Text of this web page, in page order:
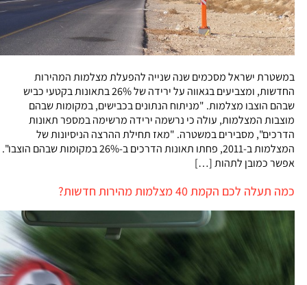
במשטרת ישראל מסכמים שנה שנייה להפעלת מצלמות המהירות
החדשות, ומצביעים בגאווה על ירידה של 26% בתאונות בקטעי כביש
שבהם הוצבו מצלמות. "מניתוח הנתונים בכבישים, במקומות שבהם
מוצבות המצלמות, עולה כי נרשמה ירידה מרשימה במספר תאונות
הדרכים", מסבירים במשטרה. "מאז תחילת ההרצה הניסיונות של
המצלמות ב-2011, פחתו תאונות הדרכים ב-26% במקומות שבהם הוצבו".
אפשר כמובן לתהות […]
כמה תעלה לכם הקמת 40 מצלמות מהירות חדשות?